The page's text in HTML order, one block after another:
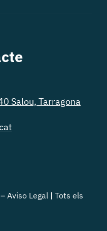
Salou, Tarragona
– Aviso Legal | Tots els